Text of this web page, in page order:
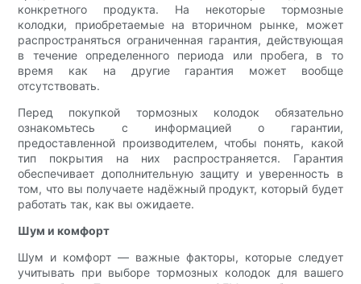
конкретного продукта. На некоторые тормозные
колодки, приобретаемые на вторичном рынке, может
распространяться ограниченная гарантия, действующая
в течение определенного периода или пробега, в то
время как на другие гарантия может вообще
отсутствовать.
Перед покупкой тормозных колодок обязательно
ознакомьтесь с информацией о гарантии,
предоставленной производителем, чтобы понять, какой
тип покрытия на них распространяется. Гарантия
обеспечивает дополнительную защиту и уверенность в
том, что вы получаете надёжный продукт, который будет
работать так, как вы ожидаете.
Шум и комфорт
Шум и комфорт — важные факторы, которые следует
учитывать при выборе тормозных колодок для вашего